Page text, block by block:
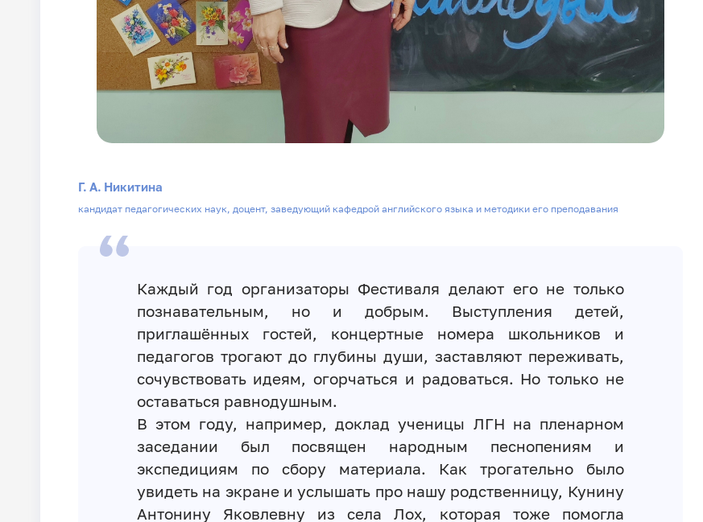
Г. А. Никитина
кандидат педагогических наук, доцент, заведующий кафедрой английского языка и методики его преподавания
Каждый год организаторы Фестиваля делают его не только
познавательным, но и добрым. Выступления детей,
приглашённых гостей, концертные номера школьников и
педагогов трогают до глубины души, заставляют переживать,
сочувствовать идеям, огорчаться и радоваться. Но только не
оставаться равнодушным.
В этом году, например, доклад ученицы ЛГН на пленарном
заседании был посвящен народным песнопениям и
экспедициям по сбору материала. Как трогательно было
увидеть на экране и услышать про нашу родственницу, Кунину
Антонину Яковлевну из села Лох, которая тоже помогла